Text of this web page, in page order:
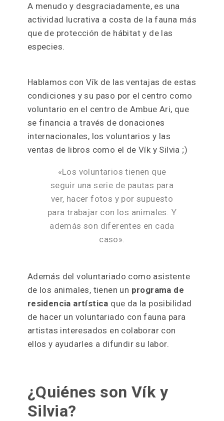
A menudo y desgraciadamente, es una
actividad lucrativa a costa de la fauna más
que de protección de hábitat y de las
especies.
Hablamos con Vík de las ventajas de estas
condiciones y su paso por el centro como
voluntario en el centro de Ambue Ari, que
se financia a través de donaciones
internacionales, los voluntarios y las
ventas de libros como el de Vík y Silvia ;)
«Los voluntarios tienen que
seguir una serie de pautas para
ver, hacer fotos y por supuesto
para trabajar con los animales. Y
además son diferentes en cada
caso».
Además del voluntariado como asistente
de los animales, tienen un programa de
residencia artística que da la posibilidad
de hacer un voluntariado con fauna para
artistas interesados en colaborar con
ellos y ayudarles a difundir su labor.
¿Quiénes son Vík y
Silvia?